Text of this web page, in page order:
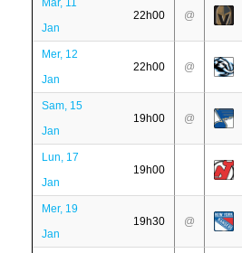
Mar, 11
Jan
22h00 @
Mer, 12
Jan
22h00 @
Sam, 15
Jan
19h00 @
Lun, 17
Jan
19h00
Mer, 19
Jan
19h30 @